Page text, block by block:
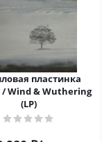
пластинка
/ Wind & Wuthering
(LP)